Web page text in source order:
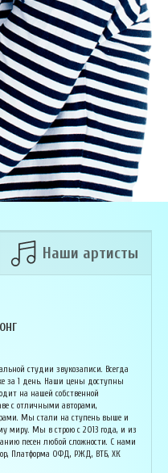
Наши артисты
студии звукозаписи. Всегда
за 1 день. Наши цены доступны
на нашей собственной
с отличными авторами,
Мы стали на ступень выше и
миру. Мы в строю с 2013 года, и из
песен любой сложности. С нами
Платформа ОФД, РЖД, ВТБ, ХК
занимается музыкой, пишет
на профессиональном уровне.
с диктофона :) Состоит в
всей России. Снимает клипы
более 1 млн. просмотров на
и ценностях жизни. Армен
обращайтесь!